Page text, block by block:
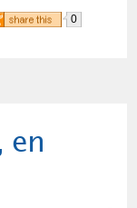
0
en